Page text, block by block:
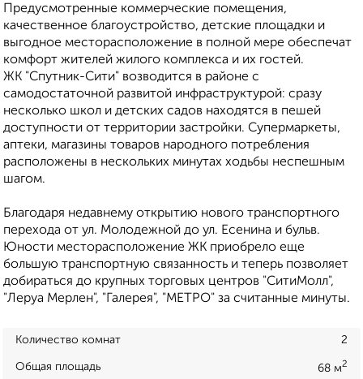
Предусмотренные коммерческие помещения,
качественное благоустройство, детские площадки и
выгодное месторасположение в полной мере обеспечат
комфорт жителей жилого комплекса и их гостей.
ЖК "Спутник-Сити" возводится в районе с
самодостаточной развитой инфраструктурой: сразу
несколько школ и детских садов находятся в пешей
доступности от территории застройки. Супермаркеты,
аптеки, магазины товаров народного потребления
расположены в нескольких минутах ходьбы неспешным
шагом.
Благодаря недавнему открытию нового транспортного
перехода от ул. Молодежной до ул. Есенина и бульв.
Юности месторасположение ЖК приобрело еще
бoльшую транспортную связанность и теперь позволяет
добираться до крупных торговых центров "СитиМолл",
"Леруа Мерлен", "Галерея", "МЕТРО" за считанные минуты.
Количество комнат 2
Общая площадь 68 м2